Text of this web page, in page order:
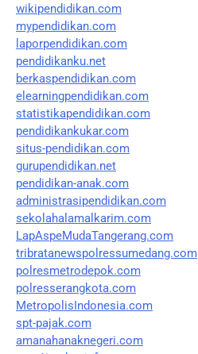
wikipendidikan.com
mypendidikan.com
laporpendidikan.com
pendidikanku.net
berkaspendidikan.com
elearningpendidikan.com
statistikapendidikan.com
pendidikankukar.com
situs-pendidikan.com
gurupendidikan.net
pendidikan-anak.com
administrasipendidikan.com
sekolahalamalkarim.com
LapAspeMudaTangerang.com
tribratanewspolressumedang.com
polresmetrodepok.com
polresserangkota.com
MetropolisIndonesia.com
spt-pajak.com
amanahanaknegeri.com